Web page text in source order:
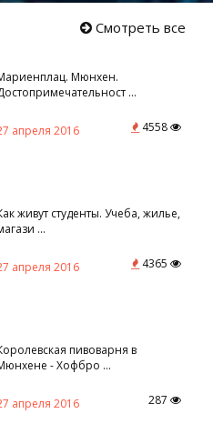
Смотреть все
Мюнхен.
...
апреля 2016 4558
живут студенты. Учеба, жилье,
...
апреля 2016 4365
пивоварня в
- Хофбро ...
апреля 2016 287